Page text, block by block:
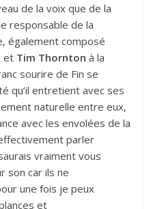
de la voix que de la
responsable de la
également composé
et Tim Thornton à la
sourire de Fin se
qu’il entretient avec ses
naturelle entre eux,
avec les envolées de la
parler
vraiment vous
son car ils ne
une fois je peux
et